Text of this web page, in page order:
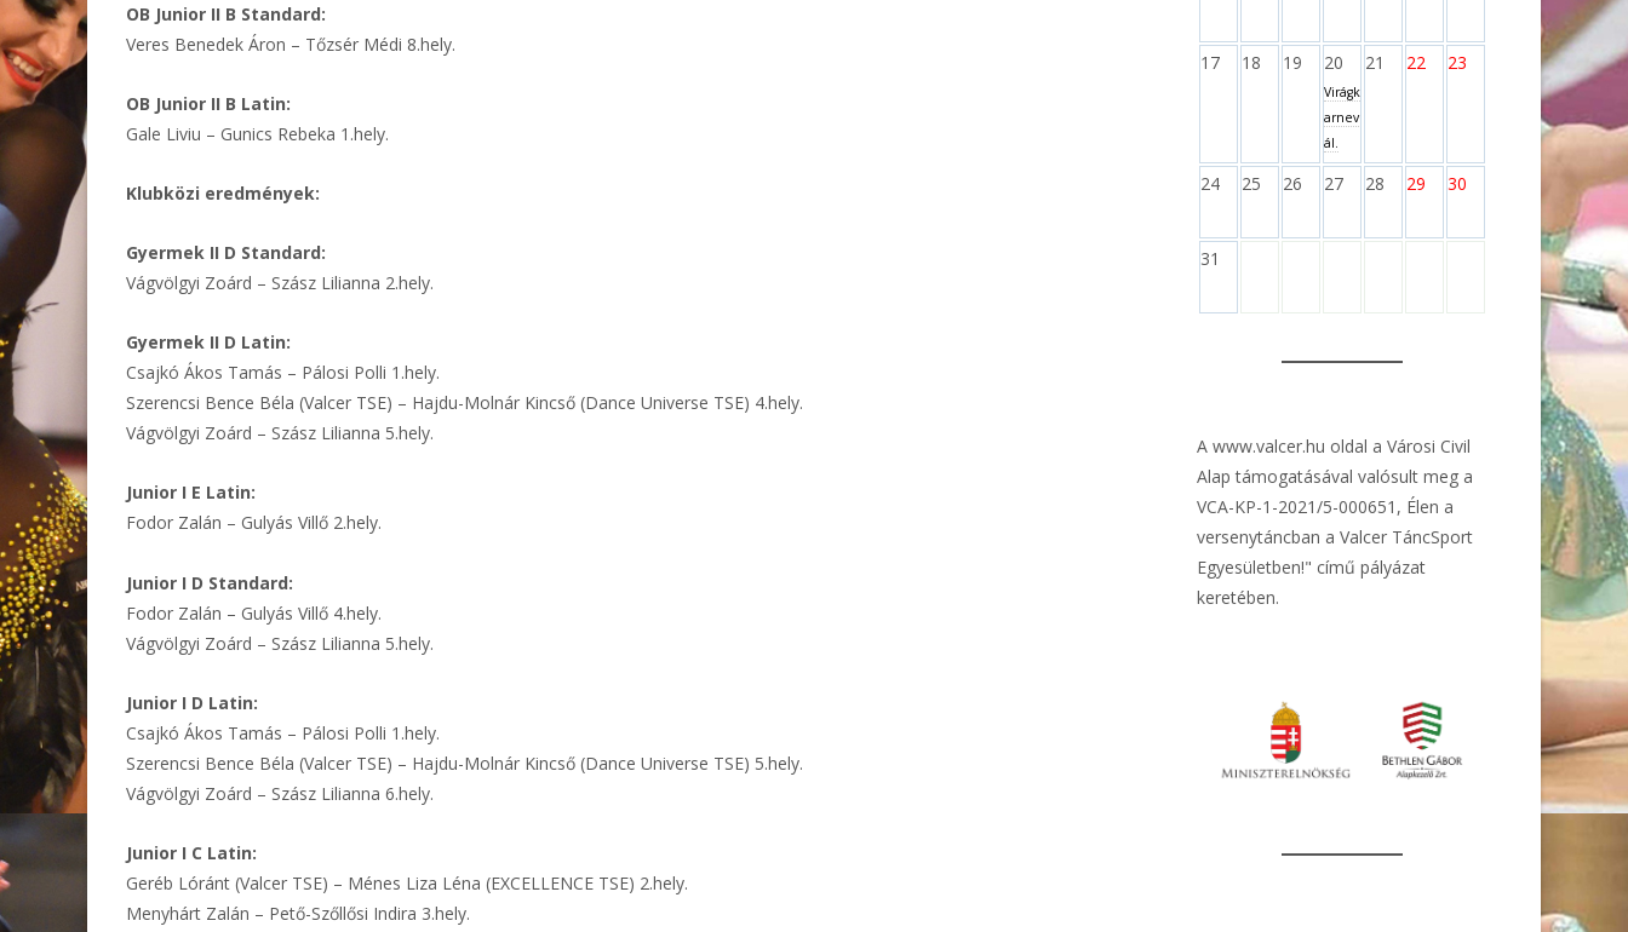
OB Junior II B Standard:
Veres Benedek Áron – Tőzsér Médi 8.hely.
OB Junior II B Latin:
Gale Liviu – Gunics Rebeka 1.hely.
Klubközi eredmények:
Gyermek II D Standard:
Vágvölgyi Zoárd – Szász Lilianna 2.hely.
Gyermek II D Latin:
Csajkó Ákos Tamás – Pálosi Polli 1.hely.
Szerencsi Bence Béla (Valcer TSE) – Hajdu-Molnár Kincső (Dance Universe TSE) 4.hely.
Vágvölgyi Zoárd – Szász Lilianna 5.hely.
Junior I E Latin:
Fodor Zalán – Gulyás Villő 2.hely.
Junior I D Standard:
Fodor Zalán – Gulyás Villő 4.hely.
Vágvölgyi Zoárd – Szász Lilianna 5.hely.
Junior I D Latin:
Csajkó Ákos Tamás – Pálosi Polli 1.hely.
Szerencsi Bence Béla (Valcer TSE) – Hajdu-Molnár Kincső (Dance Universe TSE) 5.hely.
Vágvölgyi Zoárd – Szász Lilianna 6.hely.
Junior I C Latin:
Geréb Lóránt (Valcer TSE) – Ménes Liza Léna (EXCELLENCE TSE) 2.hely.
Menyhárt Zalán – Pető-Szőllősi Indira 3.hely.
17 18 19 20
Virágk
arnev
ál.
21 22 23
24 25 26 27 28 29 30
31
A www.valcer.hu oldal a Városi Civil
Alap támogatásával valósult meg a
VCA-KP-1-2021/5-000651, Élen a
versenytáncban a Valcer TáncSport
Egyesületben!" című pályázat
keretében.